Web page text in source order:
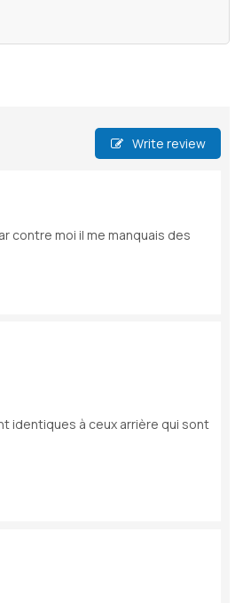
Write review
contre moi il me manquais des
identiques à ceux arrière qui sont